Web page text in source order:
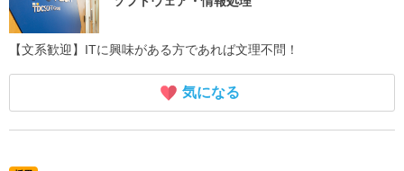
【文系歓迎】ITに興味がある方であれば文理不問！
気になる